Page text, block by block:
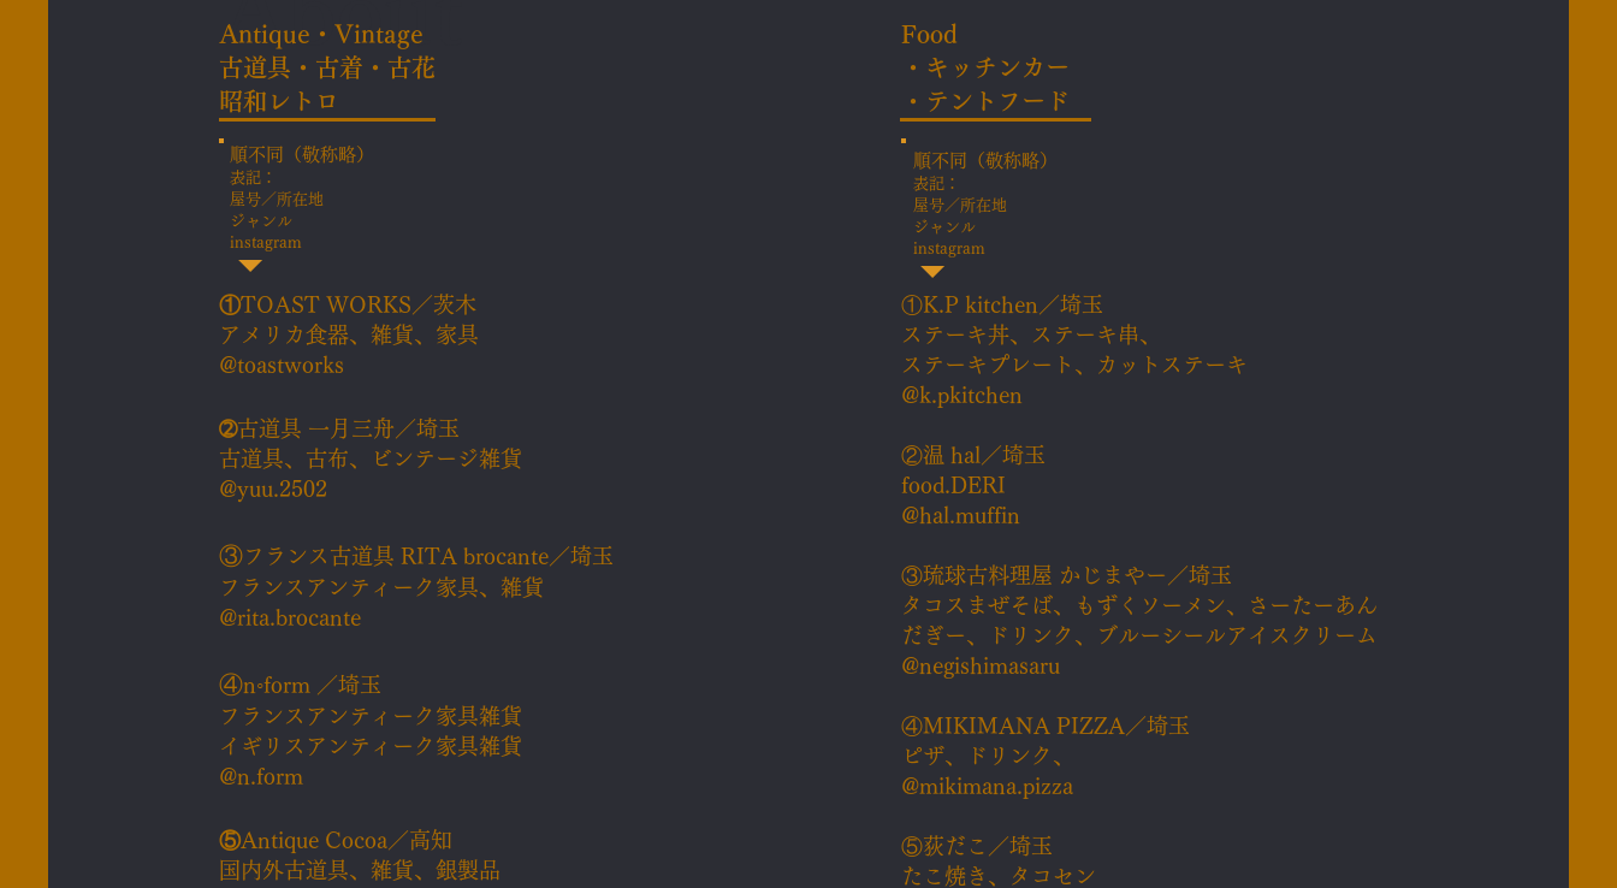
​Antique・Vintage
古道具・古着・古花
​昭和レトロ
順不同（敬称略）
表記：
屋号／所在地
ジャンル
instagram
①TOAST WORKS／茨木
アメリカ食器、雑貨、家具
@toastworks
➁古道具 一月三舟／埼玉
古道具、古布、ビンテージ雑貨
@yuu.2502
③フランス古道具 RITA brocante／埼玉
フランスアンティーク家具、雑貨
@rita.brocante
④n◦form ／埼玉
フランスアンティーク家具雑貨
イギリスアンティーク家具雑貨
@n.form
⑤Antique Cocoa／高知
国内外古道具、雑貨、銀製品
Food​
・キッチンカー
・テントフード
順不同（敬称略）
表記：
屋号／所在地
ジャンル
instagram
①K.P kitchen／埼玉
ステーキ丼、ステーキ串、
ステーキプレート、カットステーキ
@k.pkitchen
②​温 hal／埼玉
food.DERI
@hal.muffin
③​琉球古料理屋 かじまやー／埼玉
タコスまぜそば、もずくソーメン、さーたーあん
だぎー、ドリンク、ブルーシールアイスクリーム
@negishimasaru
④MIKIMANA PIZZA／埼玉
ピザ、ドリンク、
@mikimana.pizza
⑤​荻だこ／埼玉
たこ焼き、タコセン